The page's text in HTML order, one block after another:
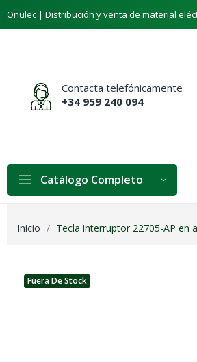
Onulec | Distribución y venta de material
Contacta telefónicamente
+34 959 240 094
Catálogo Completo
Inicio Tecla interruptor 22705-AP en
Fuera De Stock